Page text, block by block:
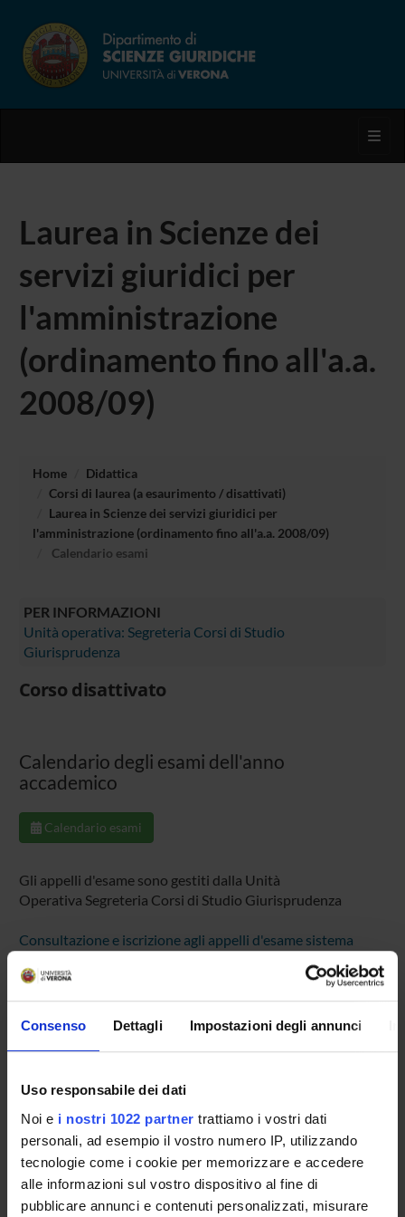
Consenso Dettagli Impostazioni degli annunci
Uso responsabile dei dati
Noi e i nostri 1022 partner trattiamo i vostri dati
personali, ad esempio il vostro numero IP, utilizzando
tecnologie come i cookie per memorizzare e accedere
alle informazioni sul vostro dispositivo al fine di
pubblicare annunci e contenuti personalizzati, misurare
Laurea in Scienze dei
servizi giuridici per
l'amministrazione
(ordinamento fino all'a.a.
2008/09)
Home
Didattica
Corsi di laurea (a esaurimento / disattivati)
Laurea in Scienze dei servizi giuridici per
l'amministrazione (ordinamento fino all'a.a. 2008/09)
Calendario esami
PER INFORMAZIONI
Unità operativa: Segreteria Corsi di Studio
Giurisprudenza
Corso disattivato
Calendario degli esami dell'anno
accademico
Calendario esami
Gli appelli d'esame sono gestiti dalla Unità
Operativa Segreteria Corsi di Studio Giurisprudenza
Consultazione e iscrizione agli appelli d'esame sistema
password di accesso ai servizi on-line si prega di rivolgersi
al supporto informatico della Scuola.
Leggi le risposte alle domande più frequenti - F.A.Q.
Presentazione
Come iscriversi
Conoscenze iniziali - Saperi Minimi (OFA)